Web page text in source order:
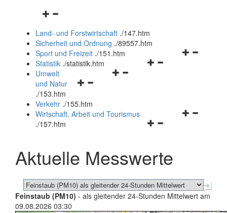
Navigationsmenü
und
schließen
Land- und Forstwirtschaft ./147.htm
Sicherheit und Ordnung ./89557.htm
Navigationsmenü
Sport und Freizeit ./151.htm
Navigationsmenü
Statistik ./statistik.htm
Navigationsmenü
und
schließen
Umwelt
und Natur
./153.htm
Verkehr ./155.htm
Navigationsmenü
schließen
Wirtschaft, Arbeit und Tourismus
./157.htm
Aktuelle Messwerte
Feinstaub (PM10) - als gleitender 24-Stunden Mittelwert am
09.08.2026 03:30